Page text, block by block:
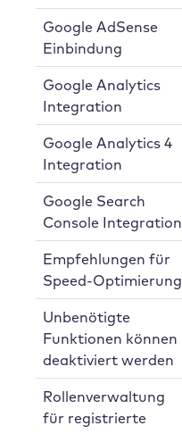
Google AdSense
Einbindung
Google Analytics
Integration
Google Analytics 4
Integration
Google Search
Console Integration
Empfehlungen für
Speed-Optimierung
Unbenötigte
Funktionen können
deaktiviert werden
Rollenverwaltung
für registrierte